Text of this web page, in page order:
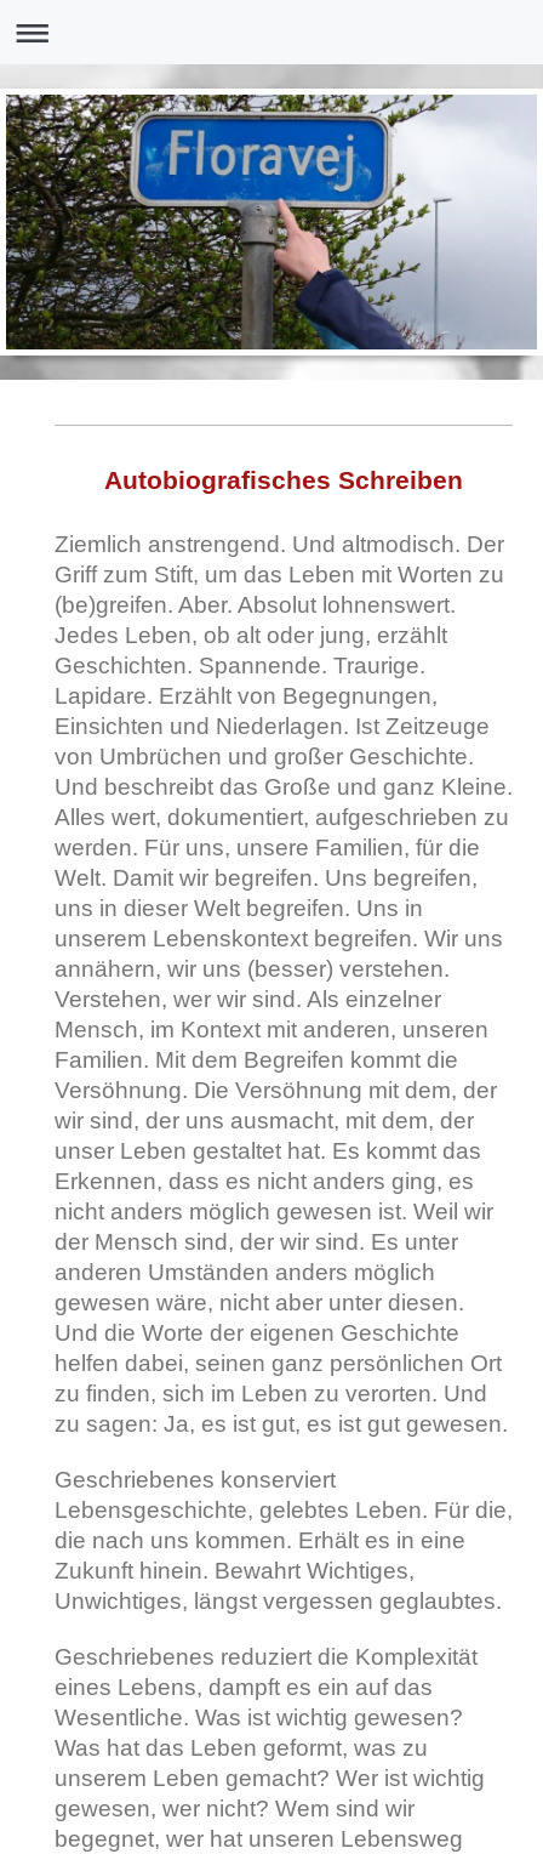
Autobiografisches Schreiben
Ziemlich anstrengend. Und altmodisch. Der
Griff zum Stift, um das Leben mit Worten zu
(be)greifen. Aber. Absolut lohnenswert.
Jedes Leben, ob alt oder jung, erzählt
Geschichten. Spannende. Traurige.
Lapidare. Erzählt von Begegnungen,
Einsichten und Niederlagen. Ist Zeitzeuge
von Umbrüchen und großer Geschichte.
Und beschreibt das Große und ganz Kleine.
Alles wert, dokumentiert, aufgeschrieben zu
werden. Für uns, unsere Familien, für die
Welt. Damit wir begreifen. Uns begreifen,
uns in dieser Welt begreifen. Uns in
unserem Lebenskontext begreifen. Wir uns
annähern, wir uns (besser) verstehen.
Verstehen, wer wir sind. Als einzelner
Mensch, im Kontext mit anderen, unseren
Familien. Mit dem Begreifen kommt die
Versöhnung. Die Versöhnung mit dem, der
wir sind, der uns ausmacht, mit dem, der
unser Leben gestaltet hat. Es kommt das
Erkennen, dass es nicht anders ging, es
nicht anders möglich gewesen ist. Weil wir
der Mensch sind, der wir sind. Es unter
anderen Umständen anders möglich
gewesen wäre, nicht aber unter diesen.
Und die Worte der eigenen Geschichte
helfen dabei, seinen ganz persönlichen Ort
zu finden, sich im Leben zu verorten. Und
zu sagen: Ja, es ist gut, es ist gut gewesen.
Geschriebenes konserviert
Lebensgeschichte, gelebtes Leben. Für die,
die nach uns kommen. Erhält es in eine
Zukunft hinein. Bewahrt Wichtiges,
Unwichtiges, längst vergessen geglaubtes.
Geschriebenes reduziert die Komplexität
eines Lebens, dampft es ein auf das
Wesentliche. Was ist wichtig gewesen?
Was hat das Leben geformt, was zu
unserem Leben gemacht? Wer ist wichtig
gewesen, wer nicht? Wem sind wir
begegnet, wer hat unseren Lebensweg